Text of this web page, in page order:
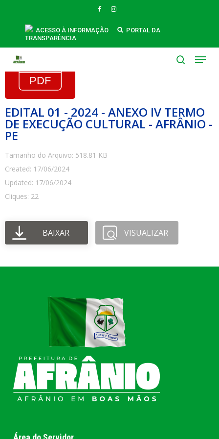
FACEBOOKINSTAGRAM
ACESSO À INFORMAÇÃO
PORTAL DA
TRANSPARÊNCIA
Menu
EDITAL 01 - 2024 - ANEXO lV TERMO
DE EXECUÇÃO CULTURAL - AFRÂNIO -
PE
Tamanho do Arquivo: 518.81 KB
Created: 17/06/2024
Updated: 17/06/2024
Cliques: 22
BAIXAR VISUALIZAR